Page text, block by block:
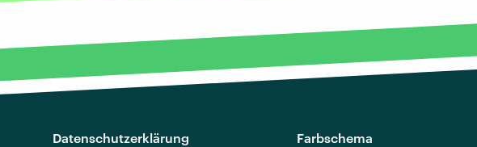
Datenschutzerklärung
Farbschema